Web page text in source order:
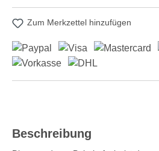
Zum Merkzettel hinzufügen
Beschreibung